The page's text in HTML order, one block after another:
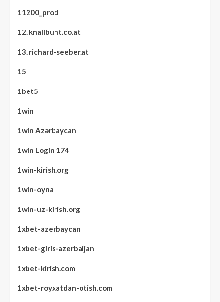
11200_prod
12. knallbunt.co.at
13. richard-seeber.at
15
1bet5
1win
1win Azərbaycan
1win Login 174
1win-kirish.org
1win-oyna
1win-uz-kirish.org
1xbet-azerbaycan
1xbet-giris-azerbaijan
1xbet-kirish.com
1xbet-royxatdan-otish.com